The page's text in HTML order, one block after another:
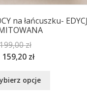
na łańcuszku-
zł
159,20 zł
opcje